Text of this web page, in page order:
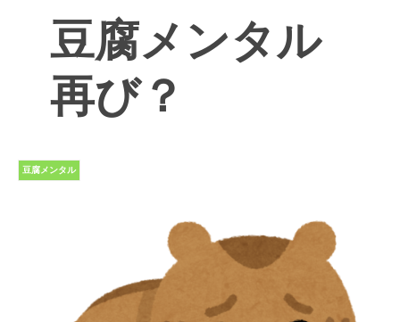
豆腐メンタル
再び？
豆腐メンタル